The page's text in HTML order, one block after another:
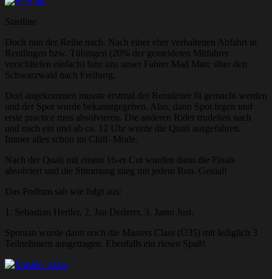
Startline
Doch nun der Reihe nach. Nach einer eher verhaltenen Abfahrt in
Reutlingen bzw. Tübingen (20% der gemeldeten Mitfahrer
verschliefen einfach) fuhr uns unser Fahrer Mad Marc über den
Schwarzwald nach Freiburg.
Dort angekommen musste erstmal der Rennleiter fit gemacht werden
und der Spot wurde bekanntgegeben. Also, dann Spot fegen und
erste practice runs absolvieren. Die anderen Rider trudelten nach
und nach ein und ab ca. 12 Uhr wurde die Quali ausgefahren.
Immer alles schön im Chill- Mode.
Nach der Quali mit einem 16-er Cut wurden dann die Finals
absolviert und die Stimmung stieg mit jedem Run. Genial!
Das Podium sah wie folgt aus:
1. Sebastian Hertler, 2. Jan Dederer, 3. Janto Just.
Spontan wurde dann noch die Masters Class (Ü35) mit lediglich 3
Teilnehmern ausgetragen. Ebenfalls ein riesen Spaß!